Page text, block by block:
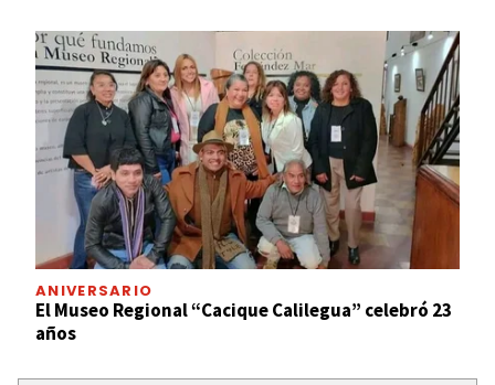
ANIVERSARIO
El Museo Regional “Cacique Calilegua” celebró 23
años